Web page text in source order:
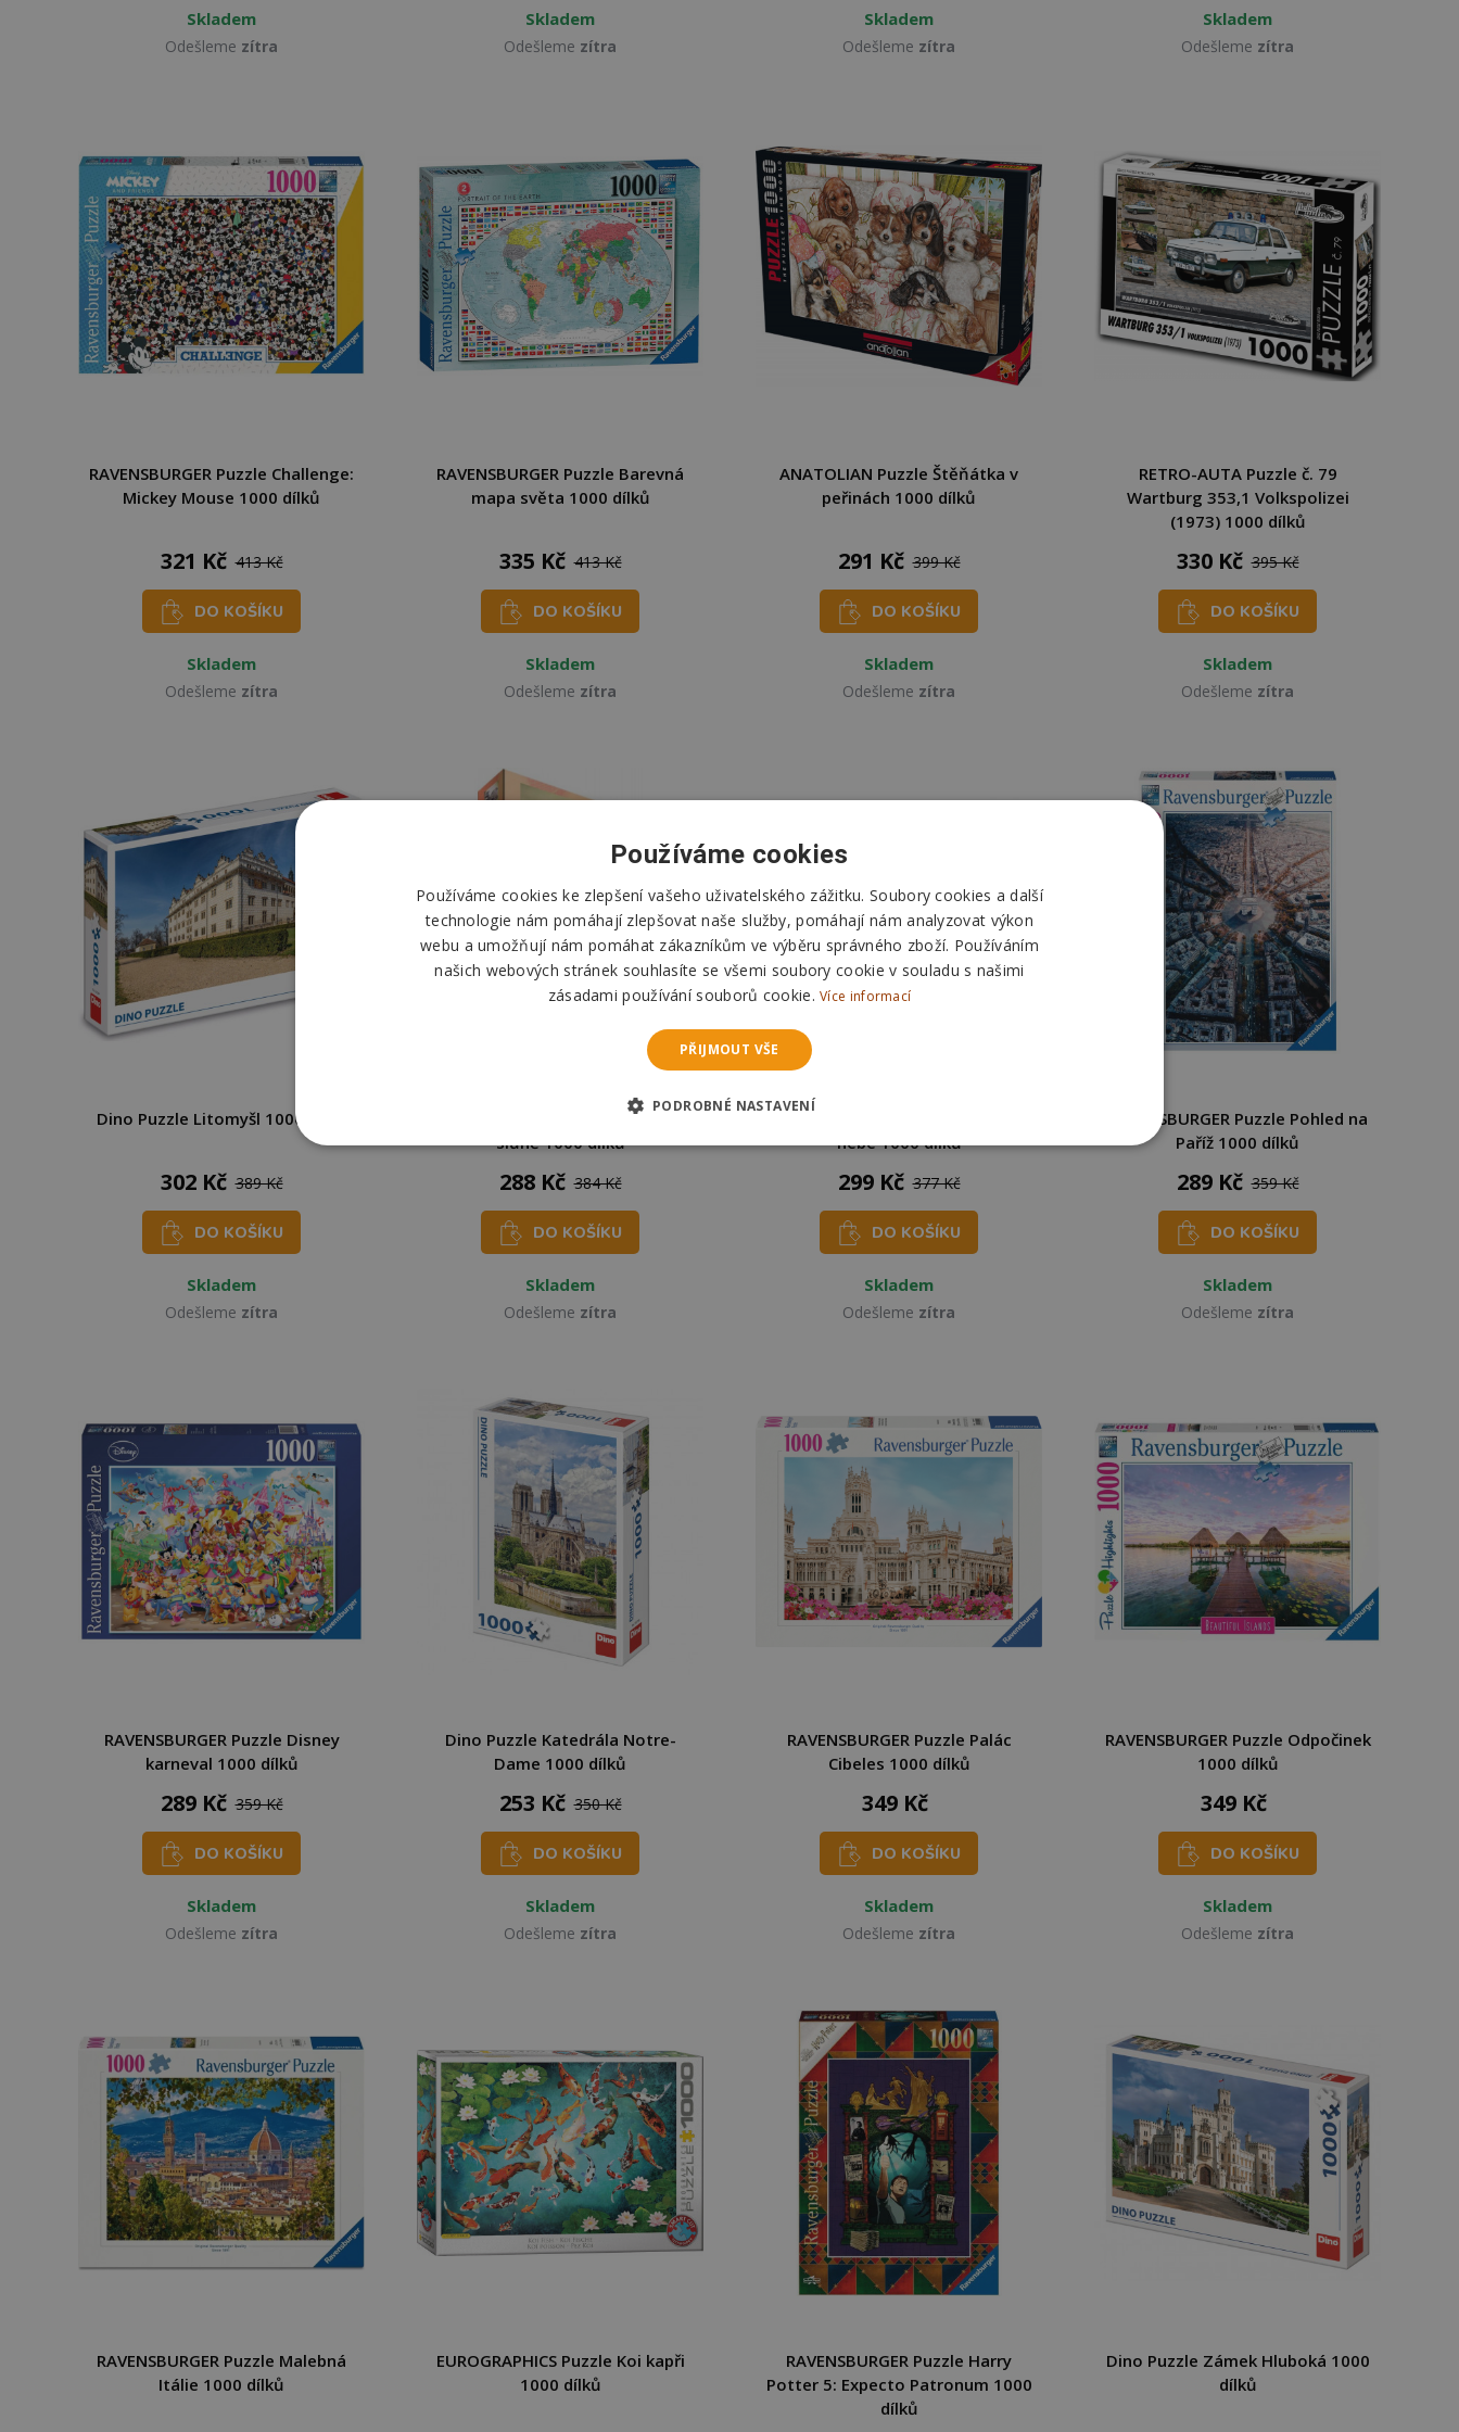
Skladem
Odešleme zítra
Skladem
Odešleme zítra
Skladem
Odešleme zítra
Skladem
Odešleme zítra
RAVENSBURGER Puzzle Challenge:
Mickey Mouse 1000 dílků
321 Kč 413 Kč
DO KOŠÍKU
Skladem
Odešleme zítra
RAVENSBURGER Puzzle Barevná
mapa světa 1000 dílků
335 Kč 413 Kč
DO KOŠÍKU
Skladem
Odešleme zítra
ANATOLIAN Puzzle Štěňátka v
peřinách 1000 dílků
291 Kč 399 Kč
DO KOŠÍKU
Skladem
Odešleme zítra
RETRO-AUTA Puzzle č. 79
Wartburg 353,1 Volkspolizei
(1973) 1000 dílků
330 Kč 395 Kč
DO KOŠÍKU
Skladem
Odešleme zítra
Dino Puzzle Litomyšl 1000 dílků
302 Kč 389 Kč
DO KOŠÍKU
Skladem
Odešleme zítra
EUROGRAPHICS Puzzle Slon a
slůně 1000 dílků
288 Kč 384 Kč
DO KOŠÍKU
Skladem
Odešleme zítra
nebe 1000 dílků
299 Kč 377 Kč
DO KOŠÍKU
Skladem
Odešleme zítra
RAVENSBURGER Puzzle Pohled na
Paříž 1000 dílků
289 Kč 359 Kč
DO KOŠÍKU
Skladem
Odešleme zítra
RAVENSBURGER Puzzle Disney
karneval 1000 dílků
289 Kč 359 Kč
DO KOŠÍKU
Skladem
Odešleme zítra
Dino Puzzle Katedrála Notre-
Dame 1000 dílků
253 Kč 350 Kč
DO KOŠÍKU
Skladem
Odešleme zítra
RAVENSBURGER Puzzle Palác
Cibeles 1000 dílků
349 Kč
DO KOŠÍKU
Skladem
Odešleme zítra
RAVENSBURGER Puzzle Odpočinek
1000 dílků
349 Kč
DO KOŠÍKU
Skladem
Odešleme zítra
RAVENSBURGER Puzzle Malebná
Itálie 1000 dílků
EUROGRAPHICS Puzzle Koi kapři
1000 dílků
RAVENSBURGER Puzzle Harry
Potter 5: Expecto Patronum 1000
dílků
Dino Puzzle Zámek Hluboká 1000
dílků
Používáme cookies
Používáme cookies ke zlepšení vašeho uživatelského zážitku. Soubory cookies a další
technologie nám pomáhají zlepšovat naše služby, pomáhají nám analyzovat výkon
webu a umožňují nám pomáhat zákazníkům ve výběru správného zboží. Používáním
našich webových stránek souhlasíte se všemi soubory cookie v souladu s našimi
zásadami používání souborů cookie.Více informací
PŘIJMOUT VŠE
PODROBNÉ NASTAVENÍ